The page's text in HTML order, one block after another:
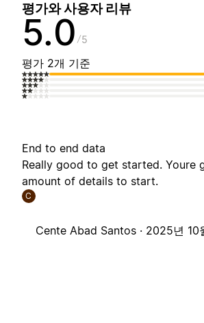
평가와 사용자 리뷰
5.0 5
평가 2개 기준
End to end data
Really good to get started. Youre
amount of details to start.
C
Cente Abad Santos · 2025년 10